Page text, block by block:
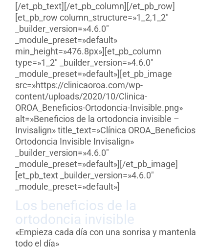
[/et_pb_text][/et_pb_column][/et_pb_row]
[et_pb_row column_structure=»1_2,1_2″
_builder_version=»4.6.0″
_module_preset=»default»
min_height=»476.8px»][et_pb_column
type=»1_2″ _builder_version=»4.6.0″
_module_preset=»default»][et_pb_image
src=»https://clinicaoroa.com/wp-
content/uploads/2020/10/Clinica-
OROA_Beneficios-Ortodoncia-Invisible.png»
alt=»Beneficios de la ortodoncia invisible –
Invisalign» title_text=»Clínica OROA_Beneficios
Ortodoncia Invisible Invisalign»
_builder_version=»4.6.0″
_module_preset=»default»][/et_pb_image]
[et_pb_text _builder_version=»4.6.0″
_module_preset=»default»]
Los beneficios de la
ortodoncia invisible
«Empieza cada día con una sonrisa y mantenla
todo el día»